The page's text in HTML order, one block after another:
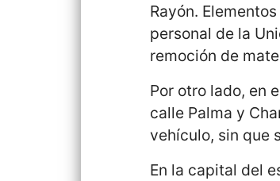
Rayón.
personal de la
remoción de
Por otro lado, en
calle Palma y
vehículo, sin que
En la capital del